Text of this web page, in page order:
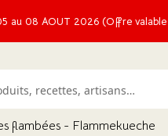
05 au 08 AOUT 2026 (Offre
flambées - Flammekueche